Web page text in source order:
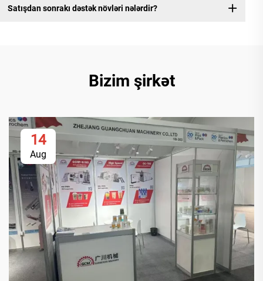
Satışdan sonrakı dəstək növləri nələrdir?
Bizim şirkət
14
Aug